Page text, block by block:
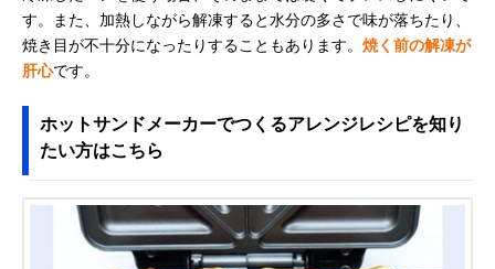
す。また、加熱しながら解凍すると水分の多さで味が落ちたり、
焼き目が不十分になったりすることもあります。 焼く前の解凍が
肝心です。
ホットサンドメーカーでつくるアレンジレシピを知り
たい方はこちら